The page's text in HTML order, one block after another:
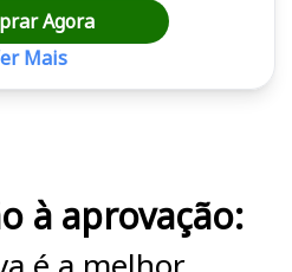
Agora
Mais
à aprovação: